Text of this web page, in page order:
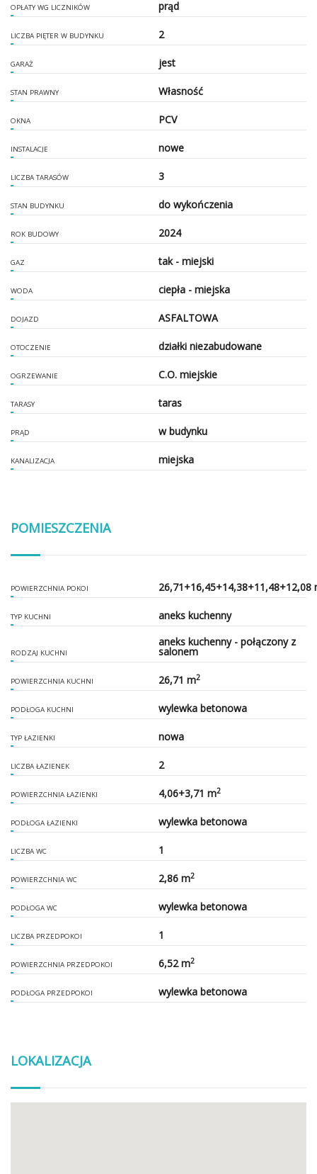
OPŁATY WG LICZNIKÓW prąd
LICZBA PIĘTER W BUDYNKU 2
GARAŻ jest
STAN PRAWNY Własność
OKNA PCV
INSTALACJE nowe
LICZBA TARASÓW 3
STAN BUDYNKU do wykończenia
ROK BUDOWY 2024
GAZ tak - miejski
WODA ciepła - miejska
DOJAZD ASFALTOWA
OTOCZENIE działki niezabudowane
OGRZEWANIE C.O. miejskie
TARASY taras
PRĄD w budynku
KANALIZACJA miejska
POMIESZCZENIA
POWIERZCHNIA POKOI 26,71+16,45+14,38+11,48+12,08
TYP KUCHNI aneks kuchenny
RODZAJ KUCHNI
aneks kuchenny - połączony z
salonem
POWIERZCHNIA KUCHNI 26,71 m2
PODŁOGA KUCHNI wylewka betonowa
TYP ŁAZIENKI nowa
LICZBA ŁAZIENEK 2
POWIERZCHNIA ŁAZIENKI 4,06+3,71 m2
PODŁOGA ŁAZIENKI wylewka betonowa
LICZBA WC 1
POWIERZCHNIA WC 2,86 m2
PODŁOGA WC wylewka betonowa
LICZBA PRZEDPOKOI 1
POWIERZCHNIA PRZEDPOKOI 6,52 m2
PODŁOGA PRZEDPOKOI wylewka betonowa
LOKALIZACJA